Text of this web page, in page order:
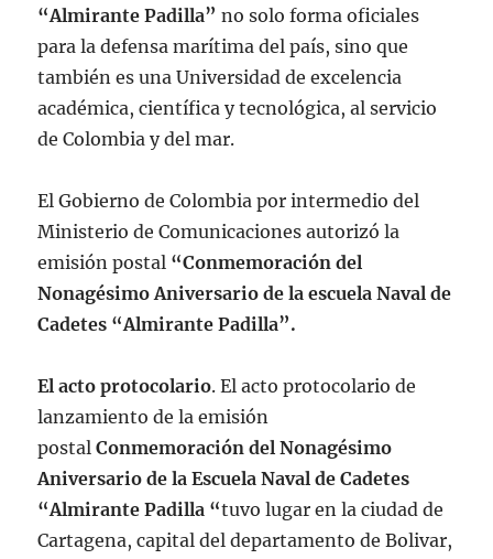
“Almirante Padilla” no solo forma oficiales
para la defensa marítima del país, sino que
también es una Universidad de excelencia
académica, científica y tecnológica, al servicio
de Colombia y del mar.
El Gobierno de Colombia por intermedio del
Ministerio de Comunicaciones autorizó la
emisión postal “Conmemoración del
Nonagésimo Aniversario de la escuela Naval de
Cadetes “Almirante Padilla”.
El acto protocolario. El acto protocolario de
lanzamiento de la emisión
postalConmemoración del Nonagésimo
Aniversario de la Escuela Naval de Cadetes
“Almirante Padilla “tuvo lugar en la ciudad de
Cartagena, capital del departamento de Bolivar,